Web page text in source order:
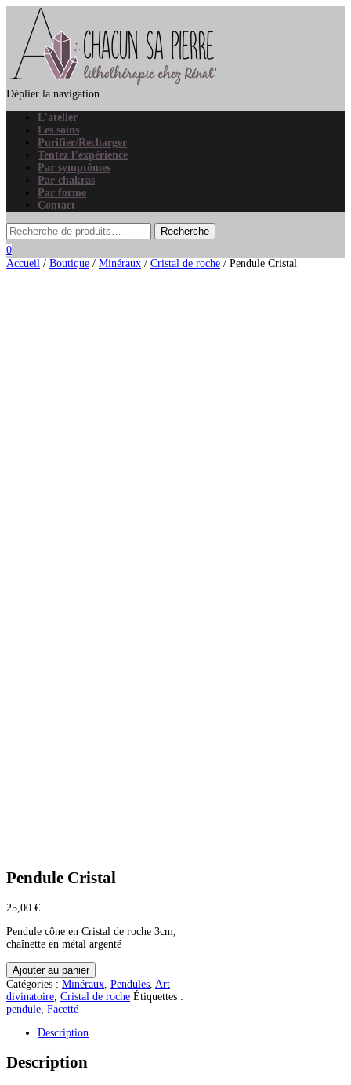
Déplier la navigation
L’atelier
Les soins
Purifier/Recharger
Tentez l’expérience
Par symptômes
Par chakras
Par forme
Contact
0
Accueil / Boutique / Minéraux / Cristal de roche / Pendule Cristal
Pendule Cristal
25,00 €
Pendule cône en Cristal de roche 3cm,
chaînette en métal argenté
quantité
de
Pendule
Cristal
Ajouter au panier
Catégories : Minéraux Pendules Art
divinatoire Cristal de roche Étiquettes :
pendule Facetté
Description
Description